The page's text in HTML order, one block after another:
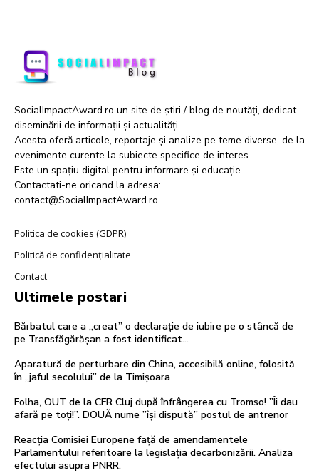
SocialImpactAward.ro un site de știri / blog de noutăți, dedicat
diseminării de informații și actualități.
Acesta oferă articole, reportaje și analize pe teme diverse, de la
evenimente curente la subiecte specifice de interes.
Este un spațiu digital pentru informare și educație.
Contactati-ne oricand la adresa:
contact@SocialImpactAward.ro
Politica de cookies (GDPR)
Politică de confidențialitate
Contact
Ultimele postari
Bărbatul care a „creat” o declarație de iubire pe o stâncă de
pe Transfăgărășan a fost identificat…
Aparatură de perturbare din China, accesibilă online, folosită
în „jaful secolului” de la Timișoara
Folha, OUT de la CFR Cluj după înfrângerea cu Tromso! ”Îi dau
afară pe toți!”. DOUĂ nume ”își dispută” postul de antrenor
Reacția Comisiei Europene față de amendamentele
Parlamentului referitoare la legislația decarbonizării. Analiza
efectului asupra PNRR.